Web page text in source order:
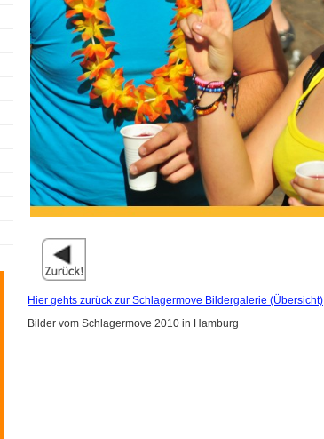
Hier gehts zurück zur Schlagermove Bildergalerie (Übersicht)
Bilder vom Schlagermove 2010 in Hamburg